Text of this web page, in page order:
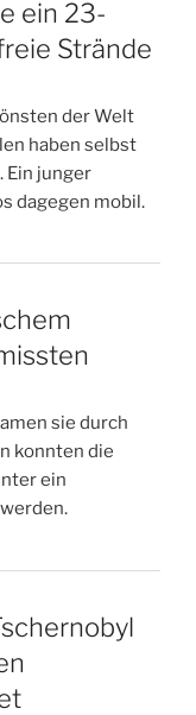
ein 23-
Strände
der Welt
haben selbst
Ein junger
dagegen mobil.
sie durch
konnten die
ein